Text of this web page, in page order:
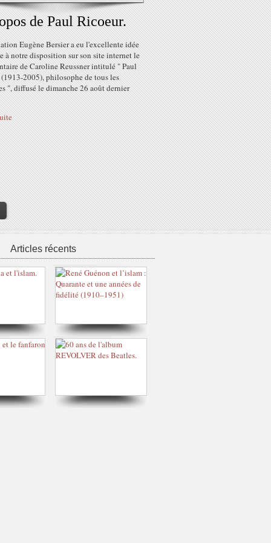
de Paul Ricoeur.
Eugène Bersier a eu l'excellente idée
à notre disposition sur son site internet le
de Caroline Reussner intitulé " Paul
2005), philosophe de tous les
", diffusé le dimanche 26 août dernier
Articles récents